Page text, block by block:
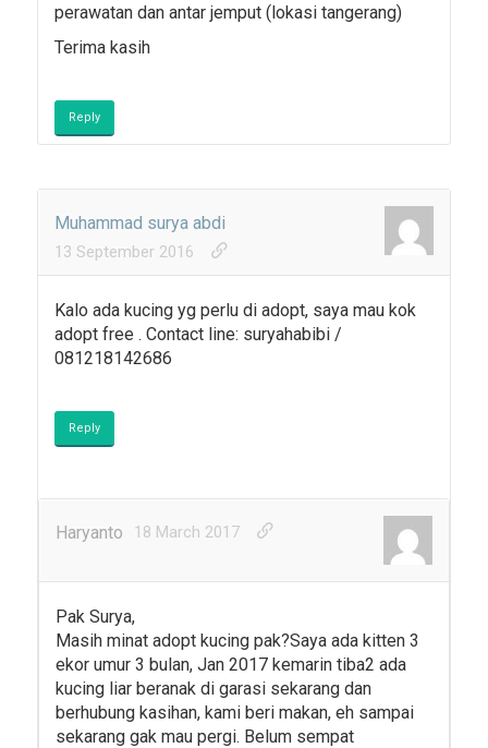
perawatan dan antar jemput (lokasi tangerang)
Terima kasih
Reply
Muhammad surya abdi
13 September 2016
Kalo ada kucing yg perlu di adopt, saya mau kok
adopt free . Contact line: suryahabibi /
081218142686
Reply
Haryanto 18 March 2017
Pak Surya,
Masih minat adopt kucing pak?Saya ada kitten 3
ekor umur 3 bulan, Jan 2017 kemarin tiba2 ada
kucing liar beranak di garasi sekarang dan
berhubung kasihan, kami beri makan, eh sampai
sekarang gak mau pergi. Belum sempat